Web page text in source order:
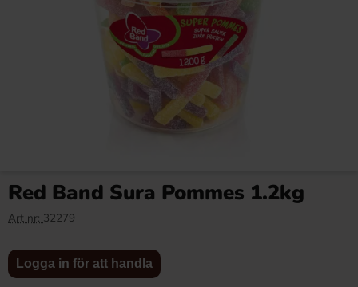
800g
Logga in
för att
1kg
59.90 kr
Red Band Sura Pommes 1.2kg
Art nr: 32279
Logga in för att handla